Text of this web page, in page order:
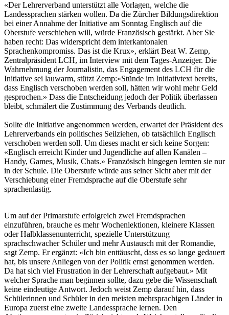
«Der Lehrerverband unterstützt alle Vorlagen, welche die
Landessprachen stärken wollen. Da die Zürcher Bildungsdirektion
bei einer Annahme der Initiative am Sonntag Englisch auf die
Oberstufe verschieben will, würde Französisch gestärkt. Aber Sie
haben recht: Das widerspricht dem interkantonalen
Sprachenkompromiss. Das ist die Krux», erklärt Beat W. Zemp,
Zentralpräsident LCH, im Interview mit dem Tages-Anzeiger. Die
Wahrnehmung der Journalistin, das Engagement des LCH für die
Initiative sei lauwarm, stützt Zemp:«Stünde im Initiativtext bereits,
dass Englisch verschoben werden soll, hätten wir wohl mehr Geld
gesprochen.» Dass die Entscheidung jedoch der Politik überlassen
bleibt, schmälert die Zustimmung des Verbands deutlich.
Sollte die Initiative angenommen werden, erwartet der Präsident des
Lehrerverbands ein politisches Seilziehen, ob tatsächlich Englisch
verschoben werden soll. Um dieses macht er sich keine Sorgen:
«Englisch erreicht Kinder und Jugendliche auf allen Kanälen –
Handy, Games, Musik, Chats.» Französisch hingegen lernten sie nur
in der Schule. Die Oberstufe würde aus seiner Sicht aber mit der
Verschiebung einer Fremdsprache auf die Oberstufe sehr
sprachenlastig.
Um auf der Primarstufe erfolgreich zwei Fremdsprachen
einzuführen, brauche es mehr Wochenlektionen, kleinere Klassen
oder Halbklassenunterricht, spezielle Unterstützung
sprachschwacher Schüler und mehr Austausch mit der Romandie,
sagt Zemp. Er ergänzt: «Ich bin enttäuscht, dass es so lange gedauert
hat, bis unsere Anliegen von der Politik ernst genommen werden.
Da hat sich viel Frustration in der Lehrerschaft aufgebaut.» Mit
welcher Sprache man beginnen sollte, dazu gebe die Wissenschaft
keine eindeutige Antwort. Jedoch weist Zemp darauf hin, dass
Schülerinnen und Schüler in den meisten mehrsprachigen Länder in
Europa zuerst eine zweite Landessprache lernen. Den